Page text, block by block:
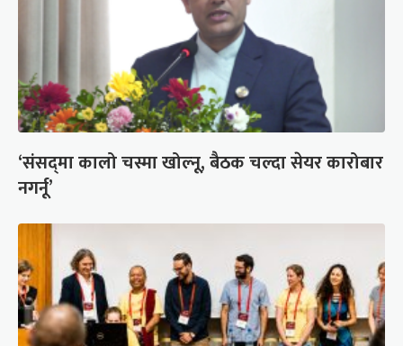
‘संसद्‍मा कालो चस्मा खोल्नू, बैठक चल्दा सेयर कारोबार
नगर्नू’